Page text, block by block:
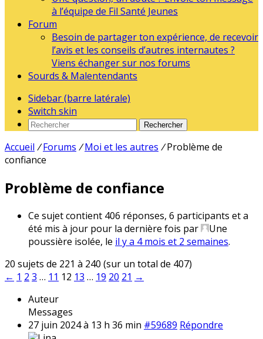
à l’équipe de Fil Santé Jeunes
Forum
Besoin de partager ton expérience, de recevoir
l’avis et les conseils d’autres internautes ?
Viens échanger sur nos forums
Sourds & Malentendants
Sidebar (barre latérale)
Switch skin
Rechercher
Accueil / Forums / Moi et les autres / Problème de
confiance
Problème de confiance
Ce sujet contient 406 réponses, 6 participants et a
été mis à jour pour la dernière fois par
Une
poussière isolée, le il y a 4 mois et 2 semaines.
20 sujets de 221 à 240 (sur un total de 407)
← 1 2 3 … 11 12 13 … 19 20 21 →
Auteur
Messages
27 juin 2024 à 13 h 36 min #59689 Répondre